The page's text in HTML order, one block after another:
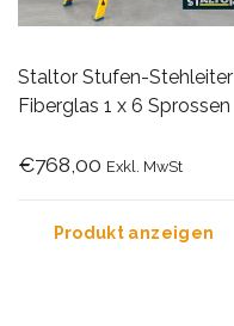
Staltor Stufen-Stehleiter
Fiberglas 1 x 6 Sprossen
€768,00 Exkl. MwSt
Produkt anzeigen